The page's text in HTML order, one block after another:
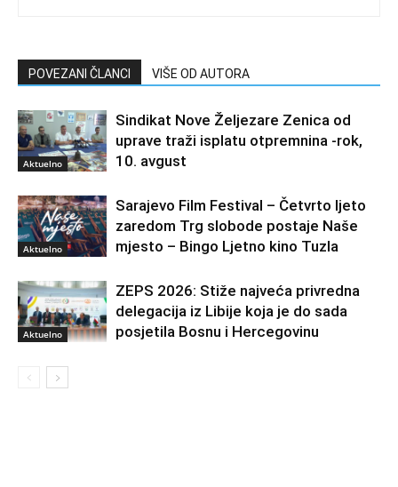
POVEZANI ČLANCI VIŠE OD AUTORA
Aktuelno
Sindikat Nove Željezare Zenica od
uprave traži isplatu otpremnina -rok,
10. avgust
Aktuelno
Sarajevo Film Festival – Četvrto ljeto
zaredom Trg slobode postaje Naše
mjesto – Bingo Ljetno kino Tuzla
Aktuelno
ZEPS 2026: Stiže najveća privredna
delegacija iz Libije koja je do sada
posjetila Bosnu i Hercegovinu